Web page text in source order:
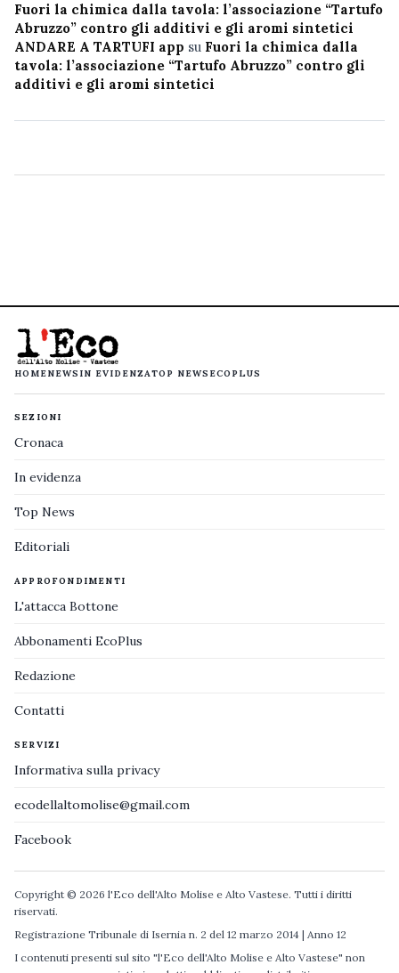
Fuori la chimica dalla tavola: l’associazione “Tartufo
Abruzzo” contro gli additivi e gli aromi sintetici
ANDARE A TARTUFI app su Fuori la chimica dalla
tavola: l’associazione “Tartufo Abruzzo” contro gli
additivi e gli aromi sintetici
HOMENEWS IN EVIDENZATOP NEWS ECOPLUS
SEZIONI
Cronaca
In evidenza
Top News
Editoriali
APPROFONDIMENTI
L'attacca Bottone
Abbonamenti EcoPlus
Redazione
Contatti
SERVIZI
Informativa sulla privacy
ecodellaltomolise@gmail.com
Facebook
Copyright © 2026 l'Eco dell'Alto Molise e Alto Vastese. Tutti i diritti
riservati.
Registrazione Tribunale di Isernia n. 2 del 12 marzo 2014 | Anno 12
I contenuti presenti sul sito "l'Eco dell'Alto Molise e Alto Vastese" non